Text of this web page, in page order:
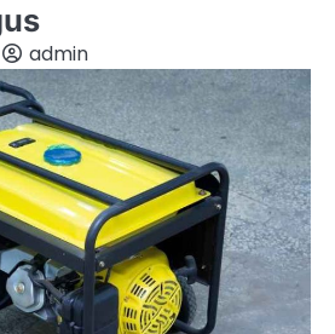
admin